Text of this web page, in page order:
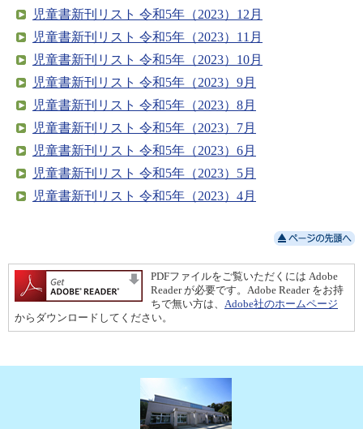
児童書新刊リスト 令和5年（2023）12月
児童書新刊リスト 令和5年（2023）11月
児童書新刊リスト 令和5年（2023）10月
児童書新刊リスト 令和5年（2023）9月
児童書新刊リスト 令和5年（2023）8月
児童書新刊リスト 令和5年（2023）7月
児童書新刊リスト 令和5年（2023）6月
児童書新刊リスト 令和5年（2023）5月
児童書新刊リスト 令和5年（2023）4月
PDFファイルをご覧いただくには Adobe
Reader が必要です。Adobe Reader をお持
ちで無い方は、 Adobe社のホームページ
からダウンロードしてください。